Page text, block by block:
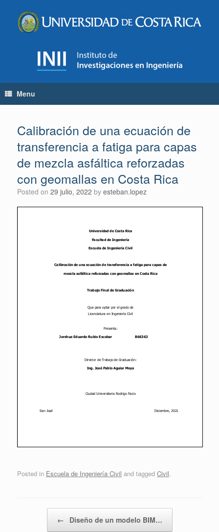
content
Menu
Calibración de una ecuación de
transferencia a fatiga para capas
de mezcla asfáltica reforzadas
con geomallas en Costa Rica
Posted on 29 julio, 2022 by esteban.lopez
Posted in Escuela de Ingeniería Civil and tagged Civil.
← Diseño de un modelo BIM…